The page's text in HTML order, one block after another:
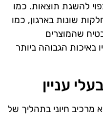
להשגת תוצאות. כמו
שונות בארגון, כמו
שהמוצרים
באיכות הגבוהה ביותר
עניין
מרכיב חיוני בתהליך של